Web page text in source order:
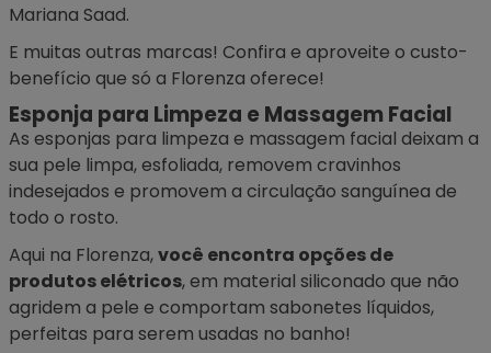
Mariana Saad.
E muitas outras marcas! Confira e aproveite o custo-
benefício que só a Florenza oferece!
Esponja para Limpeza e Massagem Facial
As esponjas para limpeza e massagem facial deixam a
sua pele limpa, esfoliada, removem cravinhos
indesejados e promovem a circulação sanguínea de
todo o rosto.
Aqui na Florenza,você encontra opções de
produtos elétricos, em material siliconado que não
agridem a pele e comportam sabonetes líquidos,
perfeitas para serem usadas no banho!